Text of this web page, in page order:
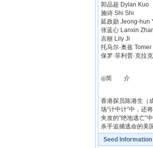
郭品超 Dylan Kuo
施诗 Shi Shi
延政勋 Jeong-hun
张蓝心 Lanxin
吉丽 Lily Ji
托马尔·奥兹 Tomer
保罗·菲利普·克拉
◎简 介
香港探员陈港生（
场“计中计”中，还
夹攻的“绝地逃亡”
杀手追捕逃命的美
Seed Information